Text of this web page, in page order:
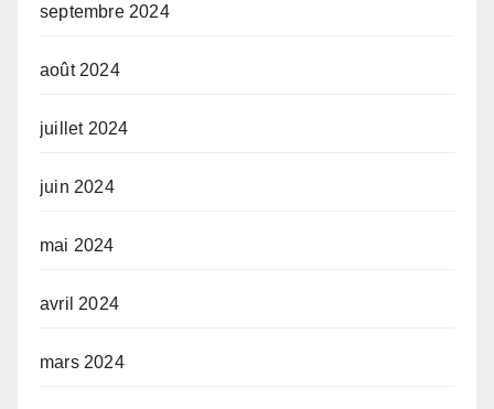
septembre 2024
août 2024
juillet 2024
juin 2024
mai 2024
avril 2024
mars 2024